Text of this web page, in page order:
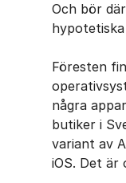
Och bör
Föresten
några
butiker i
variant av
iOS. Det är